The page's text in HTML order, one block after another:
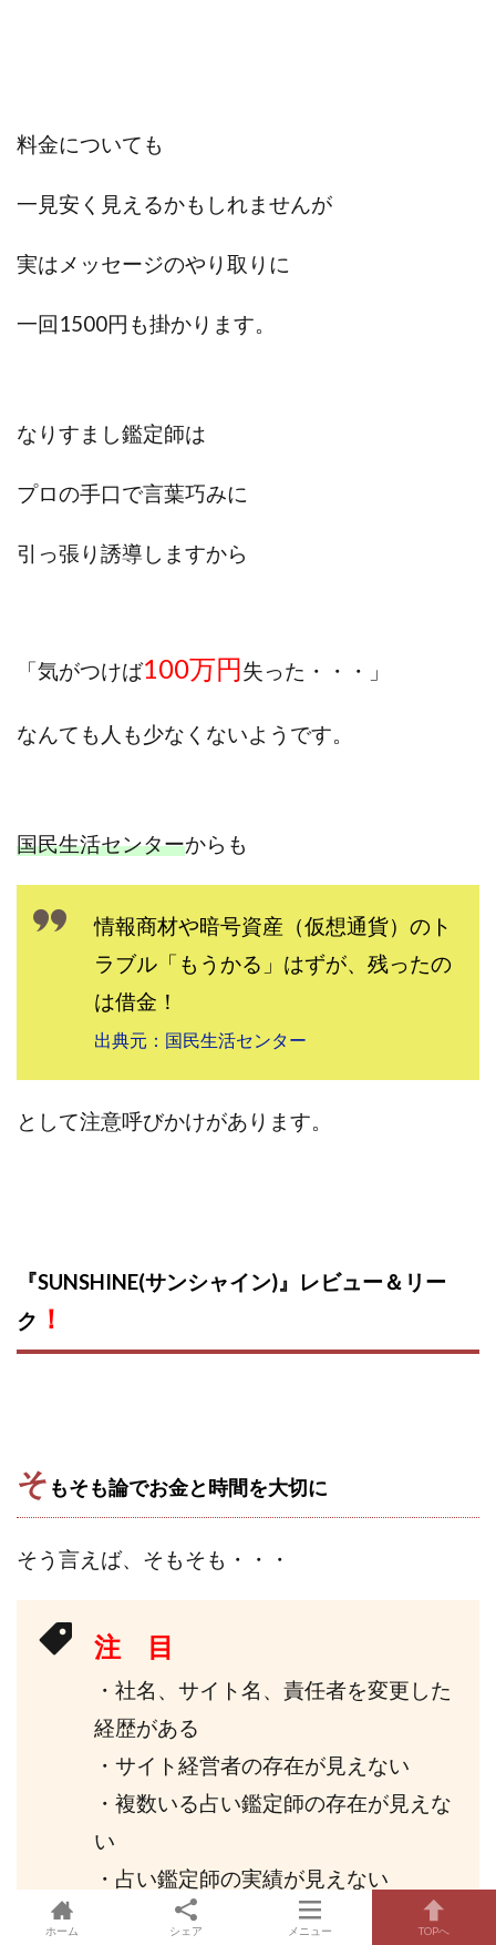
料金についても
一見安く見えるかもしれませんが
実はメッセージのやり取りに
一回1500円も掛かります。
なりすまし鑑定師は
プロの手口で言葉巧みに
引っ張り誘導しますから
「気がつけば100万円失った・・・」
なんても人も少なくないようです。
国民生活センターからも
情報商材や暗号資産（仮想通貨）のト
ラブル「もうかる」はずが、残ったの
は借金！
出典元：国民生活センター
として注意呼びかけがあります。
『SUNSHINE(サンシャイン)』レビュー ＆リー
ク ！
そ もそも論でお金と時間を大切に
そう言えば、そもそも・・・
注 目
・社名、サイト名、責任者を変更した
経歴がある
・サイト経営者の存在が見えない
・複数いる占い鑑定師の存在が見えな
い
・占い鑑定師の実績が見えない
ホーム シェア メニュー TOPへ